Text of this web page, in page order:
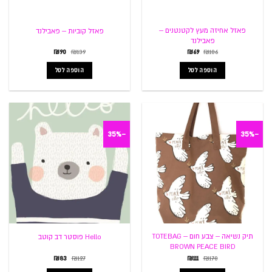
פאזל אחיזה מעץ לקטנטנים –
פאבילנד
₪106
המחיר
היה:
₪106.
₪69
המחיר
הוספה לסל
פאזל קוביות – פאבילנד
₪139
המחיר
היה:
₪139.
₪90
המחיר
הוספה לסל
-35%
תיק נשיאה – צבע חום – TOTEBAG
BROWN PEACE BIRD
₪170
המחיר
₪111
המחיר
-35%
Hello פוסטר דב קוטב
₪127
המחיר
₪83
המחיר